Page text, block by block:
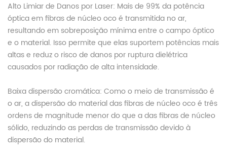
Alto Limiar de Danos por Laser: Mais de 99% da potência
óptica em fibras de núcleo oco é transmitida no ar,
resultando em sobreposição mínima entre o campo óptico
e o material. Isso permite que elas suportem potências mais
altas e reduz o risco de danos por ruptura dielétrica
causados por radiação de alta intensidade.
Baixa dispersão cromática: Como o meio de transmissão é
o ar, a dispersão do material das fibras de núcleo oco é três
ordens de magnitude menor do que a das fibras de núcleo
sólido, reduzindo as perdas de transmissão devido à
dispersão do material.